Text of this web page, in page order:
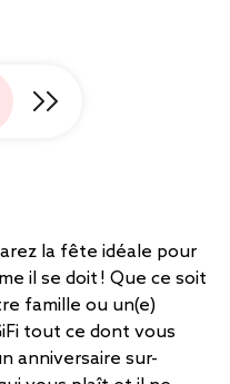
la fête idéale pour
il se doit ! Que ce soit
famille ou un(e)
tout ce dont vous
anniversaire sur-